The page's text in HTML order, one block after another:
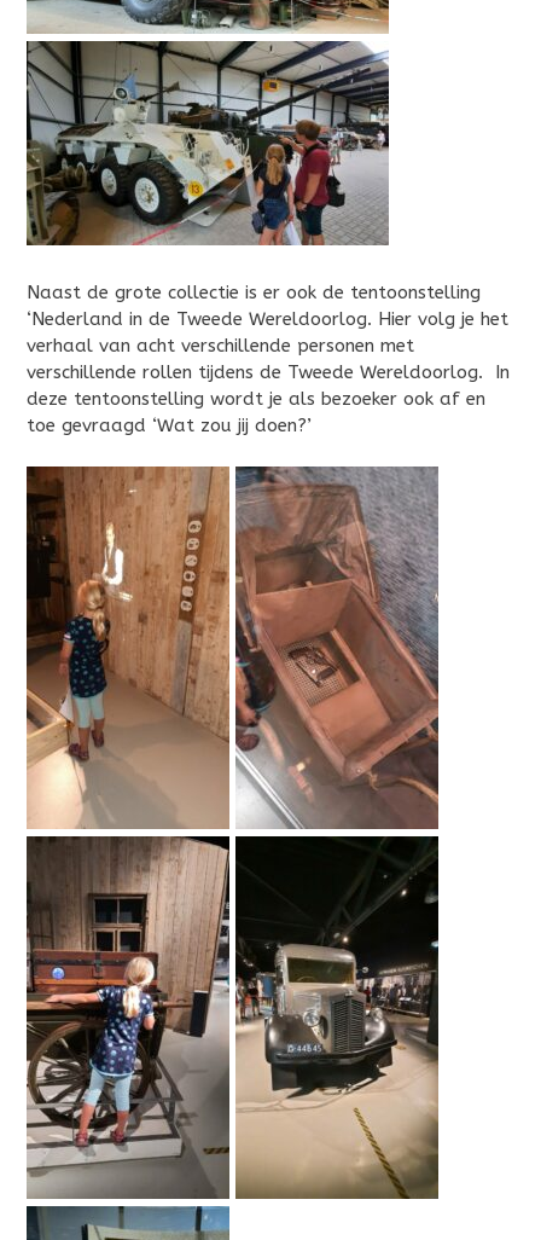
Naast de grote collectie is er ook de tentoonstelling
‘Nederland in de Tweede Wereldoorlog. Hier volg je het
verhaal van acht verschillende personen met
verschillende rollen tijdens de Tweede Wereldoorlog. In
deze tentoonstelling wordt je als bezoeker ook af en
toe gevraagd ‘Wat zou jij doen?’